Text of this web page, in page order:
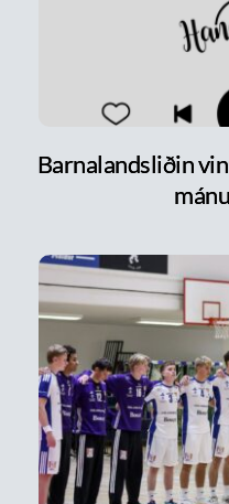
Barnalandsliðin